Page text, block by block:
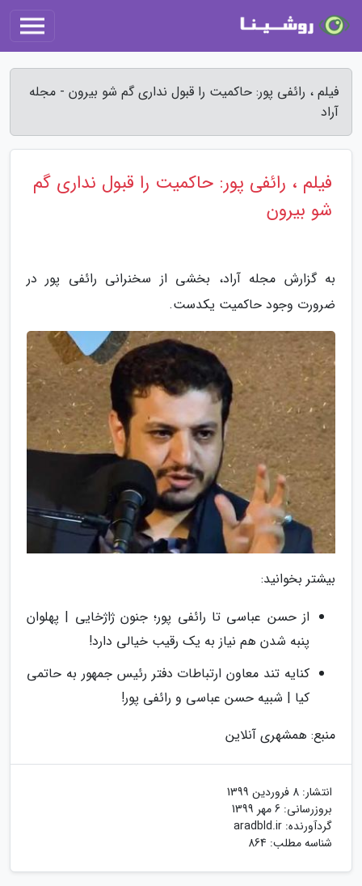
فیلم ، رائفی پور: حاکمیت را قبول نداری گم شو بیرون - مجله
آراد
فیلم ، رائفی پور: حاکمیت را قبول نداری گم
شو بیرون
به گزارش مجله آراد، بخشی از سخنرانی رائفی پور در
ضرورت وجود حاکمیت یکدست.
بیشتر بخوانید:
از حسن عباسی تا رائفی پور؛ جنون ژاژخایی | پهلوان
پنبه شدن هم نیاز به یک رقیب خیالی دارد!
کنایه تند معاون ارتباطات دفتر رئیس جمهور به حاتمی
کیا | شبیه حسن عباسی و رائفی پور!
منبع: همشهری آنلاین
انتشار: 8 فروردین 1399
بروزرسانی: 6 مهر 1399
گردآورنده: aradbld.ir
شناسه مطلب: 864